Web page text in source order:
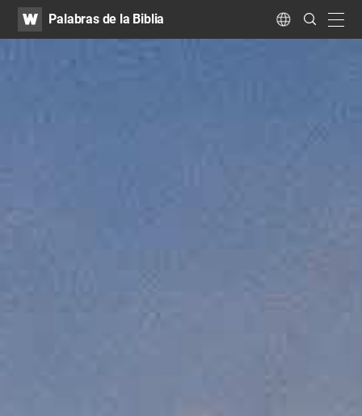
WATVPalabras de la Biblia Language
Search
Submit